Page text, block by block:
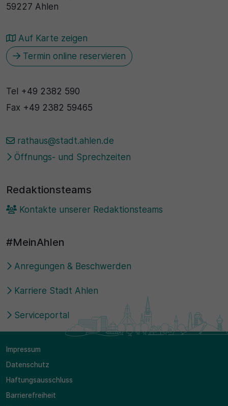
59227 Ahlen
Auf Karte zeigen
Termin online reservieren
Tel +49 2382 590
Fax +49 2382 59465
rathaus@stadt.ahlen.de
Öffnungs- und Sprechzeiten
Redaktionsteams
Kontakte unserer Redaktionsteams
#MeinAhlen
Anregungen & Beschwerden
Karriere Stadt Ahlen
Serviceportal
Impressum
Datenschutz
Haftungsausschluss
Barrierefreiheit